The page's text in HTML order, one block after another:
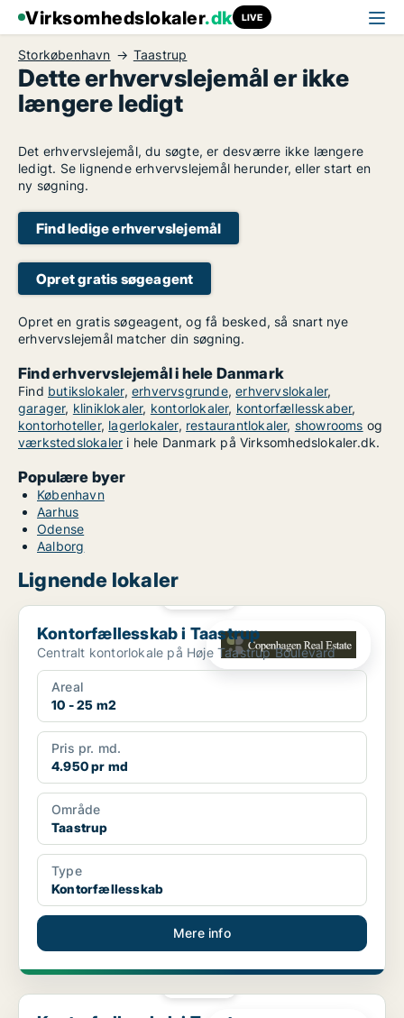
Virksomhedslokaler.dk LIVE
Storkøbenhavn Taastrup
Dette erhvervslejemål er ikke
længere ledigt
Det erhvervslejemål, du søgte, er desværre ikke længere
ledigt. Se lignende erhvervslejemål herunder, eller start en
ny søgning.
Find ledige erhvervslejemål
Opret gratis søgeagent
Opret en gratis søgeagent, og få besked, så snart nye
erhvervslejemål matcher din søgning.
Find erhvervslejemål i hele Danmark
Find butikslokaler,erhvervsgrunde,erhvervslokaler,
garager, kliniklokaler, kontorlokaler, kontorfællesskaber,
kontorhoteller, lagerlokaler, restaurantlokaler, showrooms og
værkstedslokaler i hele Danmark på Virksomhedslokaler.dk.
Populære byer
København
Aarhus
Odense
Aalborg
Lignende lokaler
Kontorfællesskab i Taastrup
Kontorfællesskab i Taastrup
Centralt kontorlokale på Høje Taastrup Boulevard
Areal
10 - 25 m2
Pris pr. md.
4.950 pr md
Område
Taastrup
Type
Kontorfællesskab
Mere info
Kontorfællesskab i Taastrup